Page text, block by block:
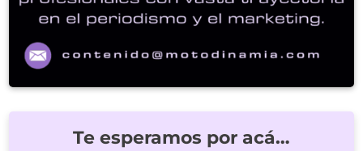
Te esperamos por acá…